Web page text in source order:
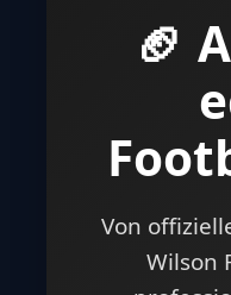
🏈
Von
Wilson